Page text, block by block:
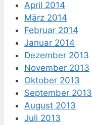
April 2014
März 2014
Februar 2014
Januar 2014
Dezember 2013
November 2013
Oktober 2013
September 2013
August 2013
Juli 2013